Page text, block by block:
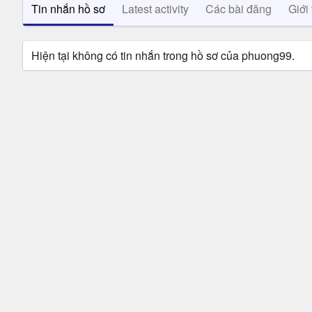
Tin nhắn hồ sơ Latest activity Các bài đăng Giới
Hiện tại không có tin nhắn trong hồ sơ của phuong99.